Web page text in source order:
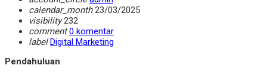
calendar_month23/03/2025
visibility232
comment 0 komentar
label Digital Marketing
Pendahuluan